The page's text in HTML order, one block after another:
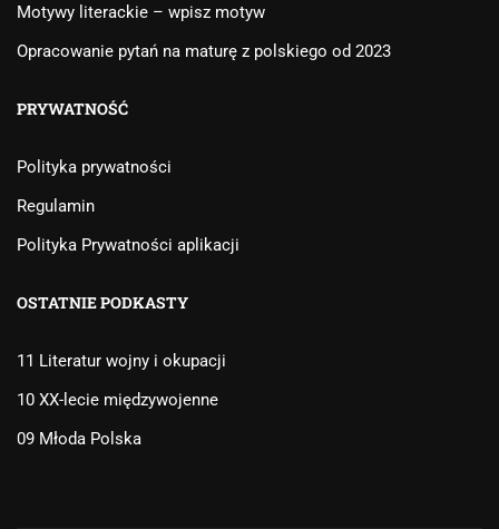
Motywy literackie – wpisz motyw
Opracowanie pytań na maturę z polskiego od 2023
PRYWATNOŚĆ
Polityka prywatności
Regulamin
Polityka Prywatności aplikacji
OSTATNIE PODKASTY
11 Literatur wojny i okupacji
10 XX-lecie międzywojenne
09 Młoda Polska